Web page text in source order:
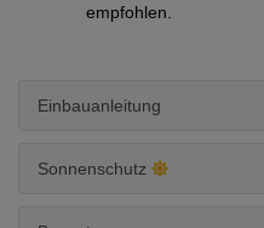
empfohlen.
Einbauanleitung
Sonnenschutz